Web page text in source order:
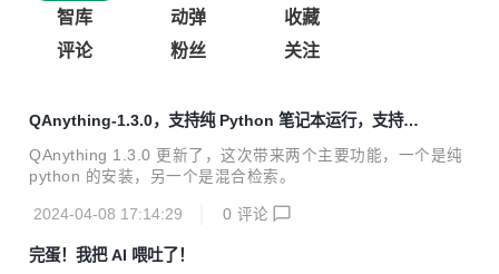
智库
动弹
收藏
评论
粉丝 关注
QAnything-1.3.0，支持纯 Python 笔记本运行，支持混
合检索
QAnything 1.3.0 更新了，这次带来两个主要功能，一个是纯
python 的安装，另一个是混合检索。
2024-04-08 17:14:29 0 评论
完蛋！我把 AI 喂吐了！